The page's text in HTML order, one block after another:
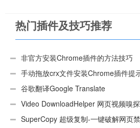
热门插件及技巧推荐
非官方安装Chrome插件的方法技巧
手动拖放crx文件安装Chrome插件提
“CEX_HEADER_INVALID”的解决办法
谷歌翻译Google Translate
Video DownloadHelper 网页视频嗅
SuperCopy 超级复制-一键破解网页